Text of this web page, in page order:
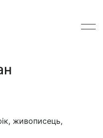
живописець,